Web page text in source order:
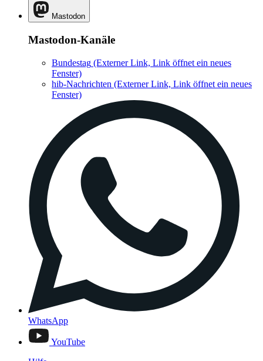
Mastodon
Mastodon-Kanäle
Bundestag (Externer Link, Link öffnet ein neues
Fenster)
hib-Nachrichten (Externer Link, Link öffnet ein neues
Fenster)
WhatsApp
YouTube